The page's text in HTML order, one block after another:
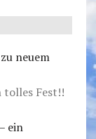
neuem
tolles Fest!!
ein